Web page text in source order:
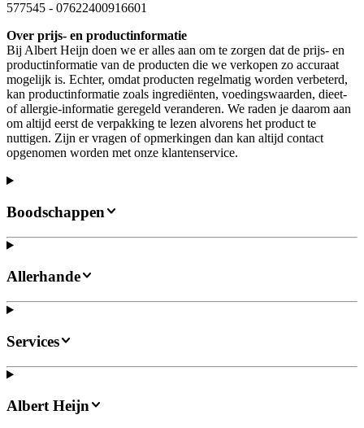
577545 - 07622400916601
Over prijs- en productinformatie
Bij Albert Heijn doen we er alles aan om te zorgen dat de prijs- en
productinformatie van de producten die we verkopen zo accuraat
mogelijk is. Echter, omdat producten regelmatig worden verbeterd,
kan productinformatie zoals ingrediënten, voedingswaarden, dieet-
of allergie-informatie geregeld veranderen. We raden je daarom aan
om altijd eerst de verpakking te lezen alvorens het product te
nuttigen. Zijn er vragen of opmerkingen dan kan altijd contact
opgenomen worden met onze klantenservice.
Boodschappen
Allerhande
Services
Albert Heijn